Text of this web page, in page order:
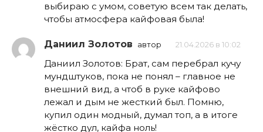
выбираю с умом, советую всем так делать,
чтобы атмосфера кайфовая была!
Даниил Золотов автор 21.04.2026 в 10:02
Даниил Золотов: Брат, сам перебрал кучу
мундштуков, пока не понял – главное не
внешний вид, а чтоб в руке кайфово
лежал и дым не жесткий был. Помню,
купил один модный, думал топ, а в итоге
жёстко дул, кайфа ноль!